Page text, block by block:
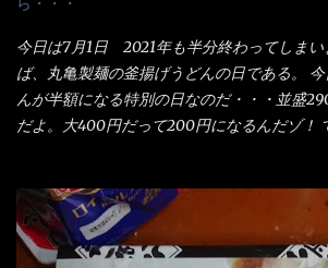
ら・・・
今日は7月1日 2021年も半分終わってしまい
ば、丸亀製麺の釜揚げうどんの日である。
んが半額になる特別の日なのだ・・・並盛
だよ。大400円だって200円になるんだゾ！
でる～ でもコレって食べきるまで湯に浸か
初と最後では麺の固さというかコシが違う！
らないじゃん！ 茹で上げ直後の麺だけいい